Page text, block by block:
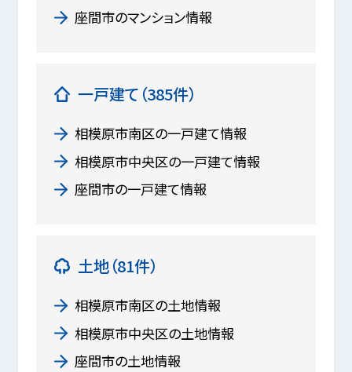
座間市のマンション情報
一戸建て（385件）
相模原市南区の一戸建て情報
相模原市中央区の一戸建て情報
座間市の一戸建て情報
土地（81件）
相模原市南区の土地情報
相模原市中央区の土地情報
座間市の土地情報